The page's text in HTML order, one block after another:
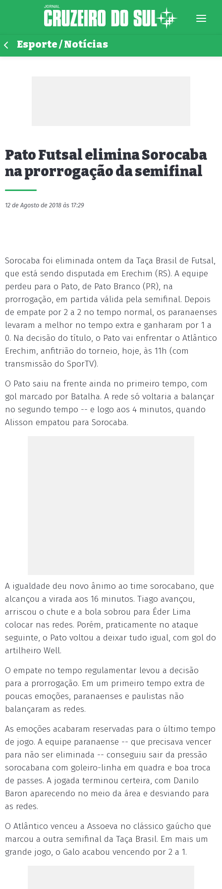
Esporte / Notícias
Pato Futsal elimina Sorocaba
na prorrogação da semifinal
12 de Agosto de 2018 às 17:29
Sorocaba foi eliminada ontem da Taça Brasil de Futsal,
que está sendo disputada em Erechim (RS). A equipe
perdeu para o Pato, de Pato Branco (PR), na
prorrogação, em partida válida pela semifinal. Depois
de empate por 2 a 2 no tempo normal, os paranaenses
levaram a melhor no tempo extra e ganharam por 1 a
0. Na decisão do título, o Pato vai enfrentar o Atlântico
Erechim, anfitrião do torneio, hoje, às 11h (com
transmissão do SporTV).
O Pato saiu na frente ainda no primeiro tempo, com
gol marcado por Batalha. A rede só voltaria a balançar
no segundo tempo -- e logo aos 4 minutos, quando
Alisson empatou para Sorocaba.
A igualdade deu novo ânimo ao time sorocabano, que
alcançou a virada aos 16 minutos. Tiago avançou,
arriscou o chute e a bola sobrou para Éder Lima
colocar nas redes. Porém, praticamente no ataque
seguinte, o Pato voltou a deixar tudo igual, com gol do
artilheiro Well.
O empate no tempo regulamentar levou a decisão
para a prorrogação. Em um primeiro tempo extra de
poucas emoções, paranaenses e paulistas não
balançaram as redes.
As emoções acabaram reservadas para o último tempo
de jogo. A equipe paranaense -- que precisava vencer
para não ser eliminada -- conseguiu sair da pressão
sorocabana com goleiro-linha em quadra e boa troca
de passes. A jogada terminou certeira, com Danilo
Baron aparecendo no meio da área e desviando para
as redes.
O Atlântico venceu a Assoeva no clássico gaúcho que
marcou a outra semifinal da Taça Brasil. Em mais um
grande jogo, o Galo acabou vencendo por 2 a 1.